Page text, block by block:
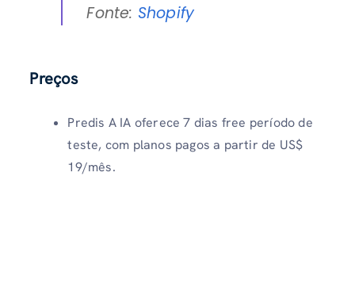
Fonte: Shopify
Preços
Predis A IA oferece 7 dias free período de
teste, com planos pagos a partir de US$
19/mês.